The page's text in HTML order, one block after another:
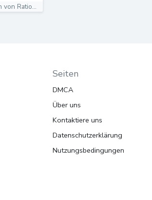
Aktuelle Nachrichten zu den Basketballern von Ratiopharm...
Seiten
DMCA
Über uns
Kontaktiere uns
Datenschutzerklärung
Nutzungsbedingungen